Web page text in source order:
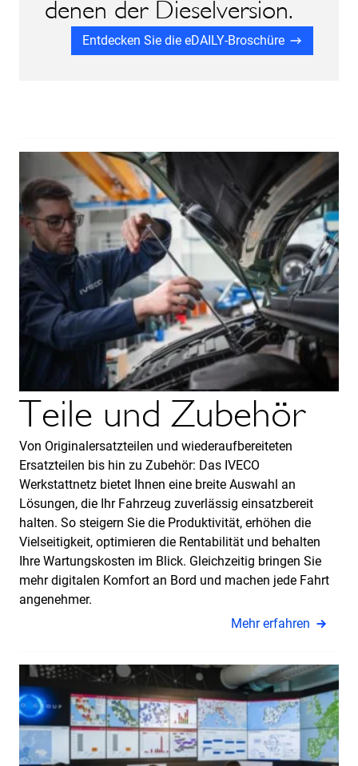
denen der Dieselversion.
Entdecken Sie die eDAILY-Broschüre
Teile und Zubehör
Von Originalersatzteilen und wiederaufbereiteten
Ersatzteilen bis hin zu Zubehör: Das IVECO
Werkstattnetz bietet Ihnen eine breite Auswahl an
Lösungen, die Ihr Fahrzeug zuverlässig einsatzbereit
halten. So steigern Sie die Produktivität, erhöhen die
Vielseitigkeit, optimieren die Rentabilität und behalten
Ihre Wartungskosten im Blick. Gleichzeitig bringen Sie
mehr digitalen Komfort an Bord und machen jede Fahrt
angenehmer.
Mehr erfahren